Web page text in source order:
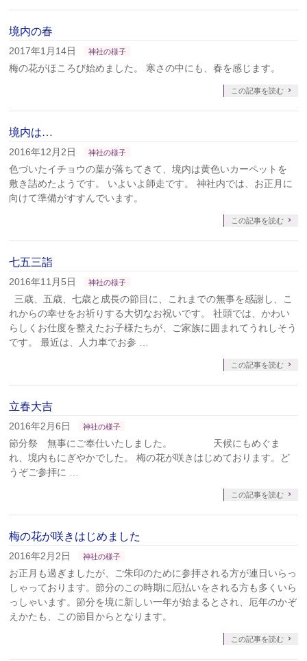
境内の春
2017年1月14日 神社の様子
梅の花がほころび始めました。 寒さの中にも、春を感じます。
この記事を読む
境内は…
2016年12月2日 神社の様子
色づいたイチョウの葉が落ちてきて、境内は黄色いカーペットを
敷き詰めたようです。 いよいよ師走です。 神社内では、お正月に
向けて準備がすすんでいます。
この記事を読む
七五三詣
2016年11月5日 神社の様子
三歳、五歳、七歳と成長の節目に、これまでの無事を感謝し、こ
れからの幸せをお祈りする大切なお祝いです。 社頭では、かわい
らしくお仕度を整えたお子様たちが、ご家族に囲まれてうれしそう
です。 最近は、人力車でお参 …
この記事を読む
立春大吉
2016年2月6日 神社の様子
節分祭 無事にご奉仕いたしました。 天候にもめぐま
れ、境内もにぎやかでした。 梅の花が咲きはじめております。ど
うぞご参拝に …
この記事を読む
梅の花が咲きはじめました
2016年2月2日 神社の様子
お正月も過ぎましたが、ご朱印のために参拝される方が連日いらっ
しゃっております。節分のこの時期に厄払いをされる方も多くいら
っしゃいます。節分を境に新しい一年が始まるとされ、厄年のかぞ
えかたも、この節目からとなります。
この記事を読む